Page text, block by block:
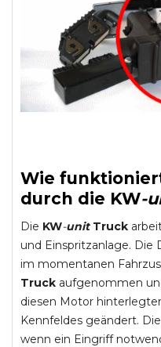
Wie
durch die KW-
Die KW-unit Truck
und Einspritzanlage.
im momentanen
Truck aufgenommen
diesen Motor
Kennfeldes geändert.
wenn ein Eingriff